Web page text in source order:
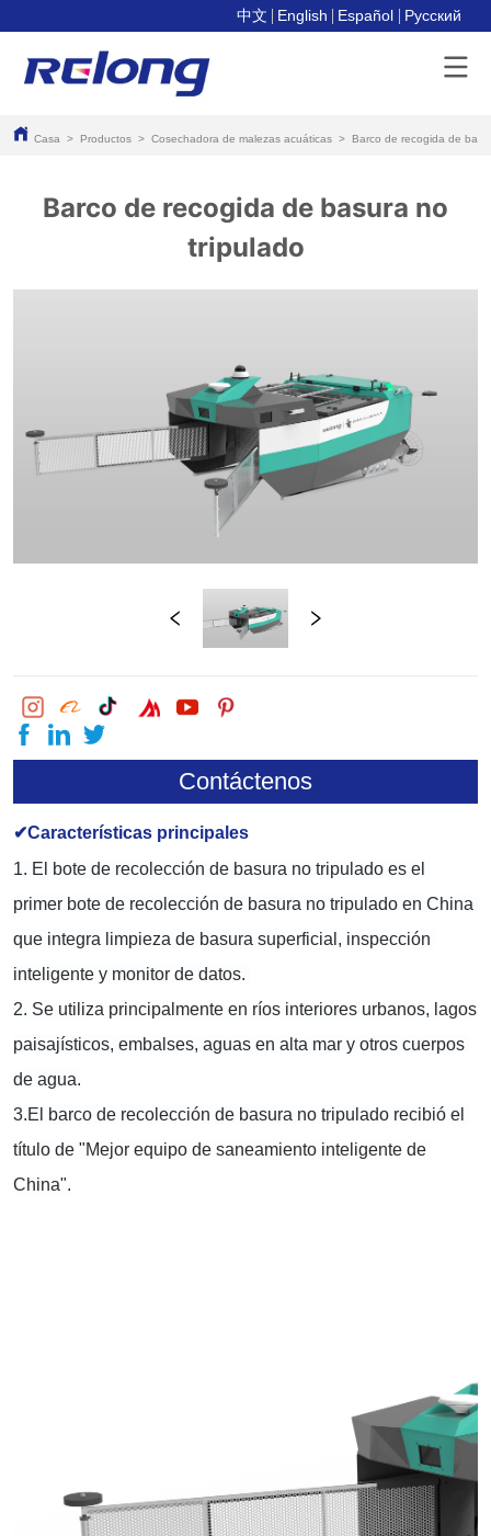
中文 English Español Pусский
Casa > Productos > Cosechadora de malezas acuáticas > Barco de recogida de
Barco de recogida de basura no
tripulado
Contáctenos